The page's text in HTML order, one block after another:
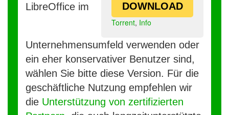
DOWNLOAD
Torrent, Info
LibreOffice im
Unternehmensumfeld verwenden oder
ein eher konservativer Benutzer sind,
wählen Sie bitte diese Version. Für die
geschäftliche Nutzung empfehlen wir
die Unterstützung von zertifizierten